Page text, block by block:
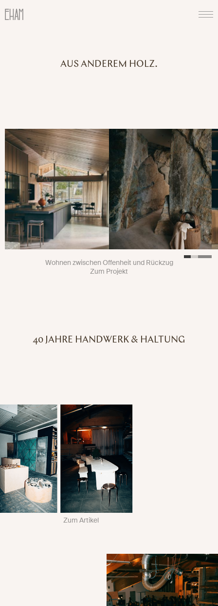
AUS ANDEREM HOLZ.
Wohnen zwischen Offenheit und Rückzug
Zum Projekt
40 JAHRE HANDWERK & HALTUNG
Zum Artikel